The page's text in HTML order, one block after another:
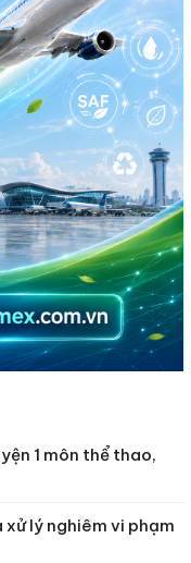
1 môn thể thao,
xử lý nghiêm vi phạm